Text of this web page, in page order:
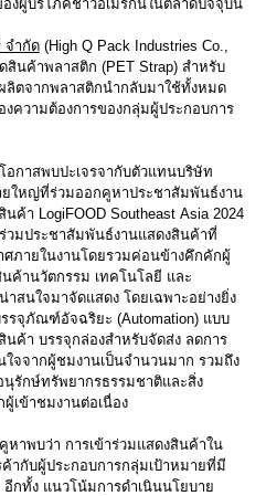
งผู้บริโภคชาวอเมริกันในตลาดปัจจุบัน
จำกัด (High Q Pack Industries Co.,
นค้าพลาสติก (PET Strap) สำหรับ
ตจากพลาสติกนำกลับมาใช้ทั้งหมด
งความต้องการของกลุ่มผู้ประกอบการ
อกาสพบปะเจรจากับตัวแทนบริษัท
ยใหญ่ที่ร่วมออกคูหาประชาสัมพันธ์งาน
ค้า LogiFOOD Southeast Asia 2024
วมประชาสัมพันธ์งานแสดงสินค้าที่
ภายในงานโดยรวมค่อนข้างคึกคักผู้
ค้านวัตกรรม เทคโนโลยี และ
นใจมาจัดแสดง โดยเฉพาะอย่างยิ่ง
รจุภัณฑ์อัจฉริยะ (Automation) แบบ
ค้า บรรจุกล่องสำหรับจัดส่ง ลดการ
จจากผู้ชมงานเป็นจำนวนมาก รวมถึง
กษ์ทรัพยากรธรรมชาติและสิ่ง
เข้าชมงานต่อเนื่อง
าพบว่า การเข้าร่วมแสดงสินค้าใน
ค้ากับผู้ประกอบการกลุ่มเป้าหมายที่มี
กทั้ง แนวโน้มการดำเนินนโยบาย